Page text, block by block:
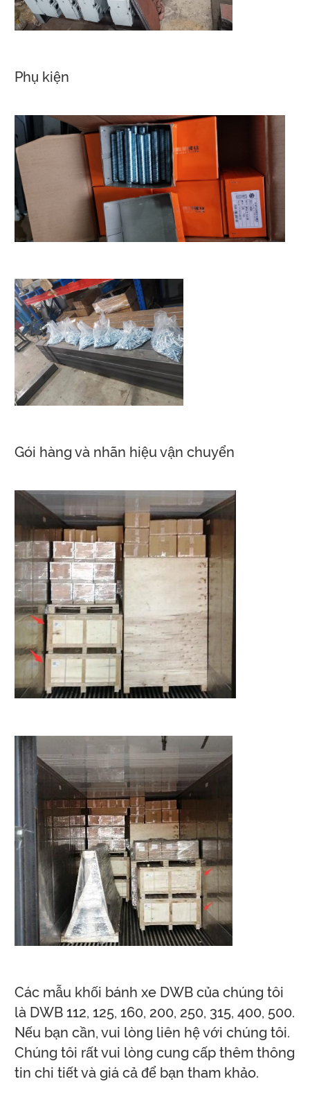
Phụ kiện
Gói hàng và nhãn hiệu vận chuyển
Các mẫu khối bánh xe DWB của chúng tôi
là DWB 112, 125, 160, 200, 250, 315, 400, 500.
Nếu bạn cần, vui lòng liên hệ với chúng tôi.
Chúng tôi rất vui lòng cung cấp thêm thông
tin chi tiết và giá cả để bạn tham khảo.